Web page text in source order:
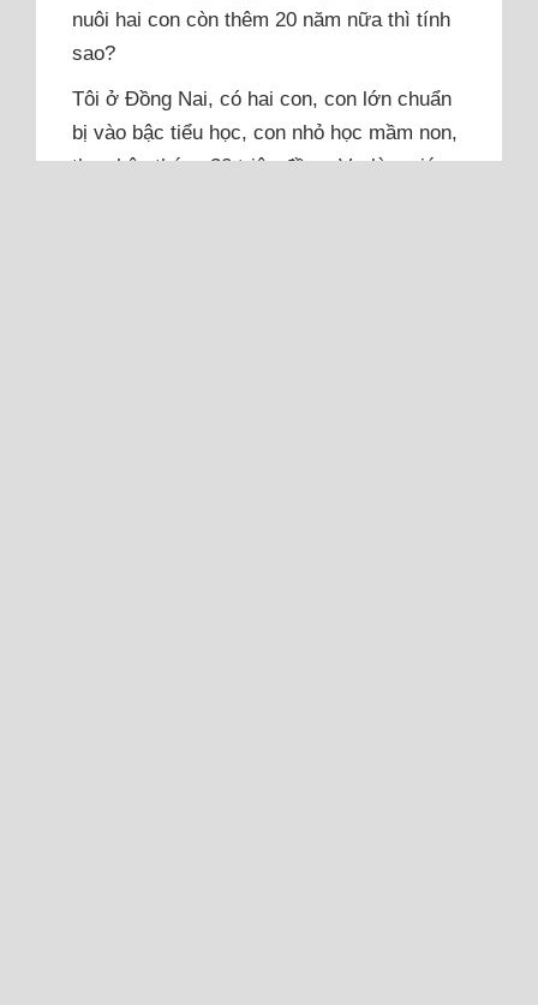
nuôi hai con còn thêm 20 năm nữa thì tính
sao?
Tôi ở Đồng Nai, có hai con, con lớn chuẩn
bị vào bậc tiểu học, con nhỏ học mầm non,
thu nhập tháng 30 triệu đồng. Vợ làm giáo